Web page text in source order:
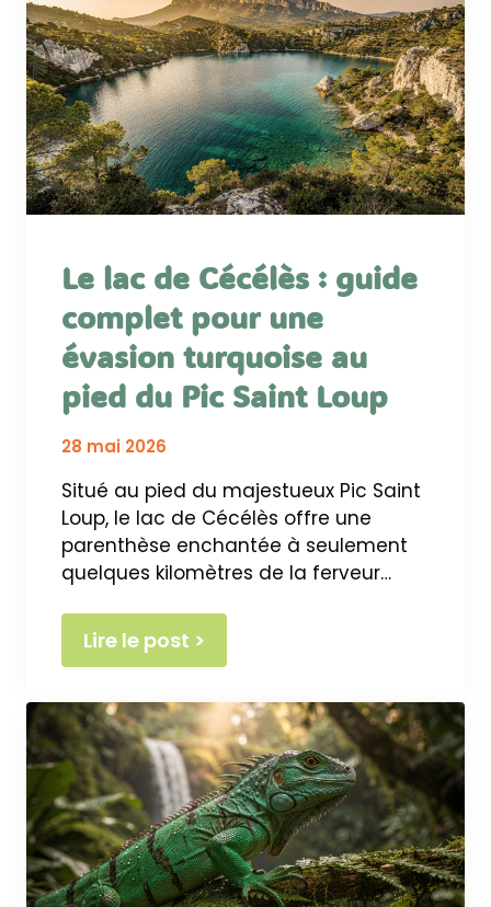
Le lac de Cécélès : guide
complet pour une
évasion turquoise au
pied du Pic Saint Loup
28 mai 2026
Situé au pied du majestueux Pic Saint
Loup, le lac de Cécélès offre une
parenthèse enchantée à seulement
quelques kilomètres de la ferveur…
Lire le post >